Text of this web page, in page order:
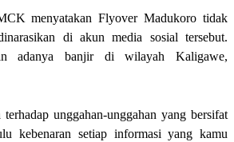
menyatakan Flyover Madukoro tidak
di akun media sosial tersebut.
adanya banjir di wilayah Kaligawe,
terhadap unggahan-unggahan yang bersifat
kebenaran setiap informasi yang kamu